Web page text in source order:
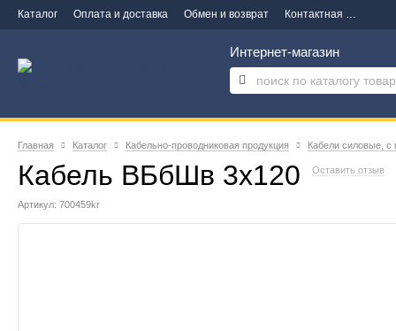
Каталог Оплата и доставка Обмен и возврат Контактная информация
Интернет-магазин
Главная Каталог Кабельно-проводниковая продукция Кабели силовые, с
Кабель ВБбШв 3х120 Оставить отзыв
Артикул: 700459kr